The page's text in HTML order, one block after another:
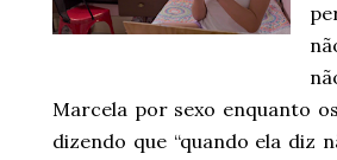
Marcela por sexo enquanto
dizendo que “quando ela diz